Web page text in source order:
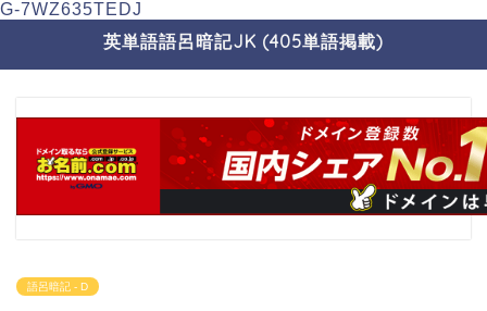
G-7WZ635TEDJ
英単語語呂暗記JK (405単語掲載)
語呂暗記 - D